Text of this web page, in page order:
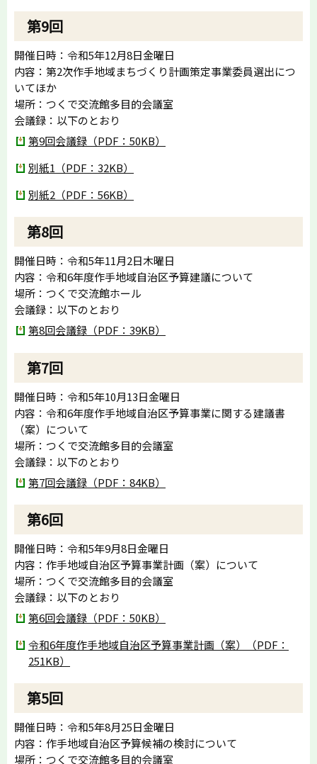
第9回
開催日時：令和5年12月8日金曜日
内容：第2次作手地域まちづくり計画策定事業委員選出につ
いてほか
場所：つくで交流館多目的会議室
会議録：以下のとおり
第9回会議録（PDF：50KB）
別紙1（PDF：32KB）
別紙2（PDF：56KB）
第8回
開催日時：令和5年11月2日木曜日
内容：令和6年度作手地域自治区予算建議について
場所：つくで交流館ホール
会議録：以下のとおり
第8回会議録（PDF：39KB）
第7回
開催日時：令和5年10月13日金曜日
内容：令和6年度作手地域自治区予算事業に関する建議書
（案）について
場所：つくで交流館多目的会議室
会議録：以下のとおり
第7回会議録（PDF：84KB）
第6回
開催日時：令和5年9月8日金曜日
内容：作手地域自治区予算事業計画（案）について
場所：つくで交流館多目的会議室
会議録：以下のとおり
第6回会議録（PDF：50KB）
令和6年度作手地域自治区予算事業計画（案）（PDF：
251KB）
第5回
開催日時：令和5年8月25日金曜日
内容：作手地域自治区予算候補の検討について
場所：つくで交流館多目的会議室